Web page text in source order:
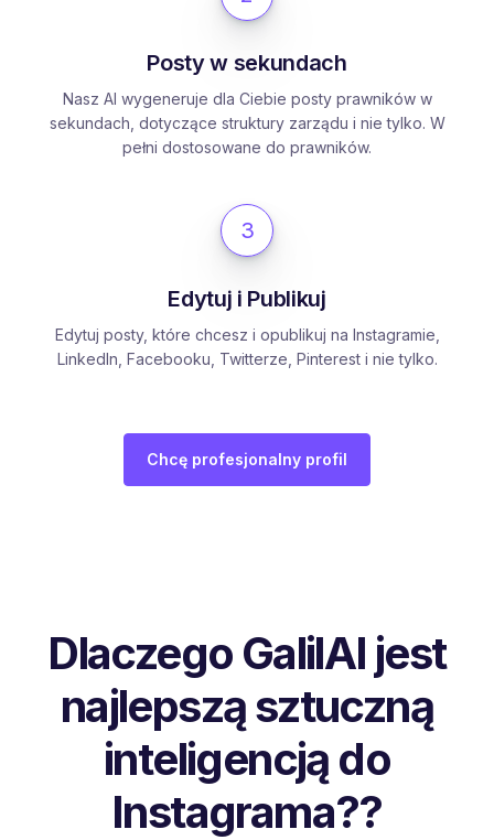
Posty w sekundach
Nasz AI wygeneruje dla Ciebie posty prawników w
sekundach, dotyczące struktury zarządu i nie tylko. W
pełni dostosowane do prawników.
3
Edytuj i Publikuj
Edytuj posty, które chcesz i opublikuj na Instagramie,
LinkedIn, Facebooku, Twitterze, Pinterest i nie tylko.
Chcę profesjonalny profil
Dlaczego GalilAI jest
najlepszą sztuczną
inteligencją do
Instagrama??